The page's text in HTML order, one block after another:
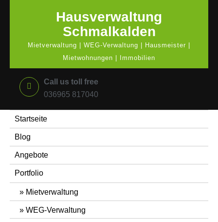
Hausverwaltung
Schmalkalden
Mietverwaltung | WEG-Verwaltung | Hausmeister |
Mietwohnungen | Immobilien
Call us toll free
036965 817040
Startseite
Blog
Angebote
Portfolio
Mietverwaltung
WEG-Verwaltung